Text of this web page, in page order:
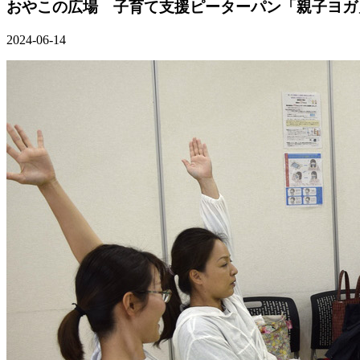
おやこの広場 子育て支援ピーターパン「親子ヨ
2024-06-14